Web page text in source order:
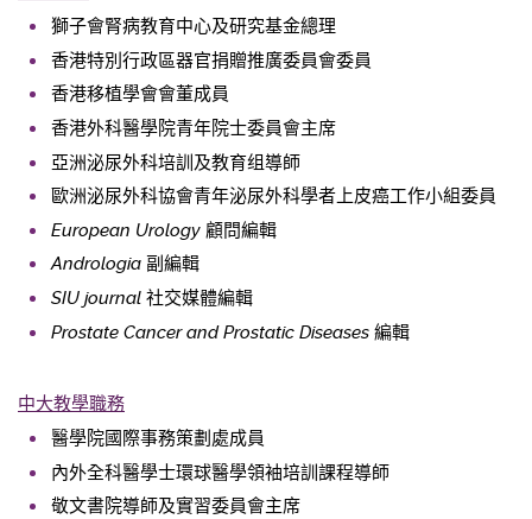
獅子會腎病教育中心及研究基金總理
香港特別行政區器官捐贈推廣委員會委員
香港移植學會會董成員
香港外科醫學院青年院士委員會主席
亞洲泌尿外科培訓及教育组導師
歐洲泌尿外科協會青年泌尿外科學者上皮癌工作小組委員
European Urology顧問編輯
Andrologia 副編輯
SIU journal社交媒體編輯
Prostate Cancer and Prostatic Diseases編輯
中大教學職務
醫學院國際事務策劃處成員
內外全科醫學士環球醫學領袖培訓課程導師
敬文書院導師及實習委員會主席